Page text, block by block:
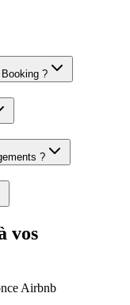
?
?
vos
Airbnb